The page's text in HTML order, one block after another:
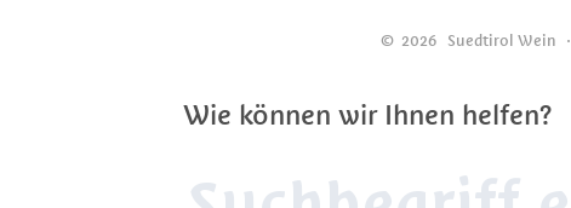
© 2026 Suedtirol Wein
Wie können wir Ihnen helfen?